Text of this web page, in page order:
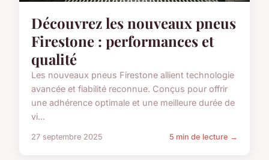
Découvrez les nouveaux pneus
Firestone : performances et
qualité
Les nouveaux pneus Firestone allient technologie
avancée et fiabilité reconnue. Conçus pour offrir
une adhérence optimale et une meilleure durée de
vi...
27 septembre 2025 5 min de lecture →